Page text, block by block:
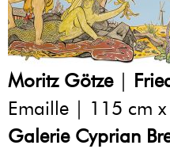
Moritz Götze|
Emaille | 115 cm
Galerie Cyprian